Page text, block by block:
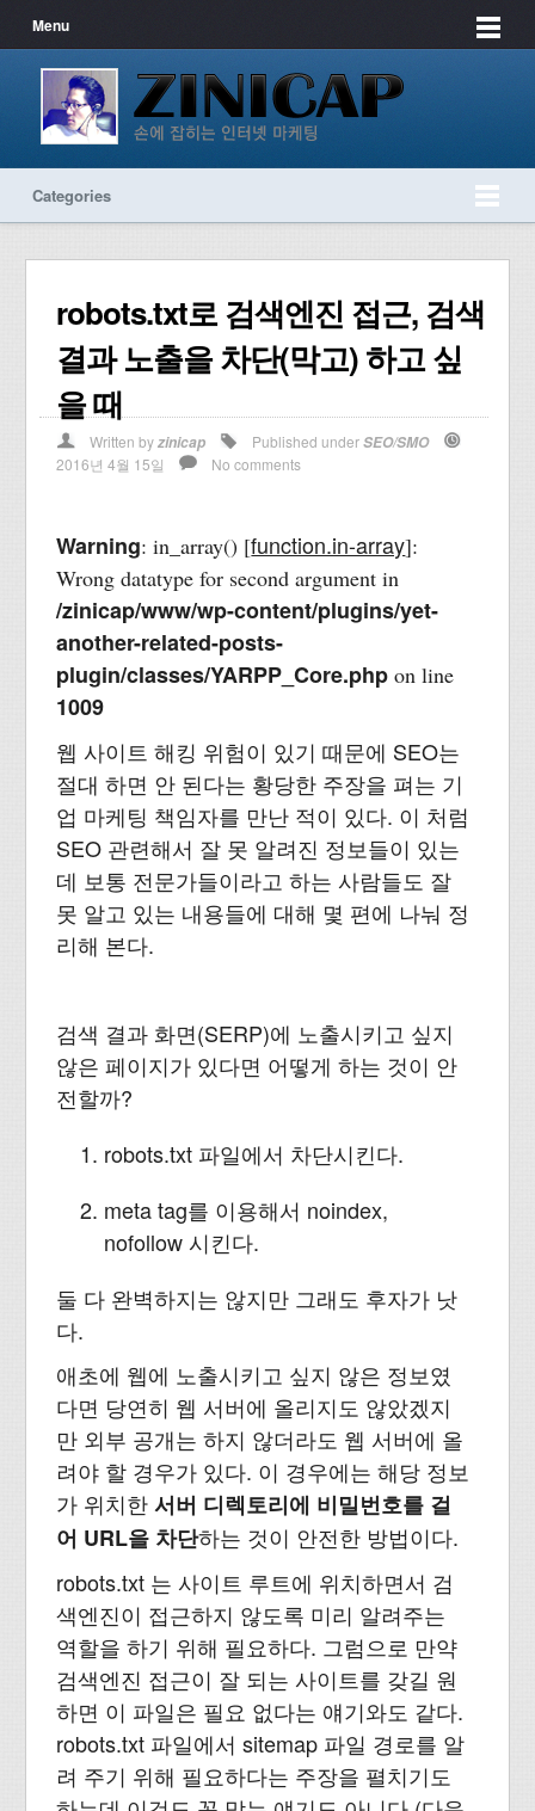
Menu
Categories
robots.txt로 검색엔진 접근, 검색
결과 노출을 차단(막고) 하고 싶
을 때
Written byzinicap Published underSEO/SMO
2016년 4월 15일
No comments
Warning: in_array() [function.in-array]:
Wrong datatype for second argument in
/zinicap/www/wp-content/plugins/yet-
another-related-posts-
plugin/classes/YARPP_Core.php on line
1009
웹 사이트 해킹 위험이 있기 때문에 SEO는
절대 하면 안 된다는 황당한 주장을 펴는 기
업 마케팅 책임자를 만난 적이 있다. 이 처럼
SEO 관련해서 잘 못 알려진 정보들이 있는
데 보통 전문가들이라고 하는 사람들도 잘
못 알고 있는 내용들에 대해 몇 편에 나눠 정
리해 본다.
검색 결과 화면(SERP)에 노출시키고 싶지
않은 페이지가 있다면 어떻게 하는 것이 안
전할까?
robots.txt 파일에서 차단시킨다.
meta tag를 이용해서 noindex,
nofollow 시킨다.
둘 다 완벽하지는 않지만 그래도 후자가 낫
다.
애초에 웹에 노출시키고 싶지 않은 정보였
다면 당연히 웹 서버에 올리지도 않았겠지
만 외부 공개는 하지 않더라도 웹 서버에 올
려야 할 경우가 있다. 이 경우에는 해당 정보
가 위치한서버 디렉토리에 비밀번호를 걸
어 URL을 차단하는 것이 안전한 방법이다.
robots.txt 는 사이트 루트에 위치하면서 검
색엔진이 접근하지 않도록 미리 알려주는
역할을 하기 위해 필요하다. 그럼으로 만약
검색엔진 접근이 잘 되는 사이트를 갖길 원
하면 이 파일은 필요 없다는 얘기와도 같다.
robots.txt 파일에서 sitemap 파일 경로를 알
려 주기 위해 필요하다는 주장을 펼치기도